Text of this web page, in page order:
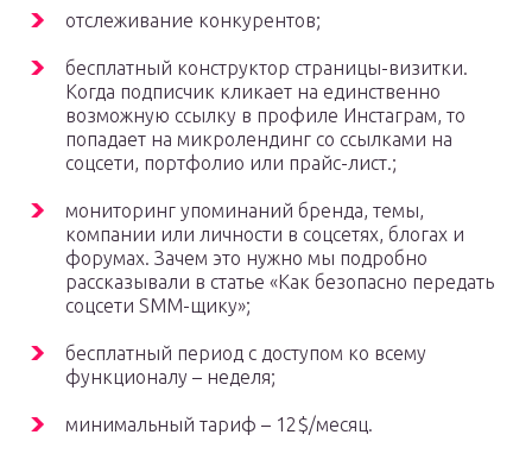
отслеживание конкурентов;
бесплатный конструктор страницы-визитки.
Когда подписчик кликает на единственно
возможную ссылку в профиле Инстаграм, то
попадает на микролендинг со ссылками на
соцсети, портфолио или прайс-лист.;
мониторинг упоминаний бренда, темы,
компании или личности в соцсетях, блогах и
форумах. Зачем это нужно мы подробно
рассказывали в статье «Как безопасно передать
соцсети SMM-щику»;
бесплатный период с доступом ко всему
функционалу – неделя;
минимальный тариф – 12$/месяц.